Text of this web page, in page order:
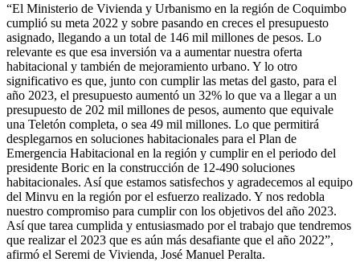
“El Ministerio de Vivienda y Urbanismo en la región de Coquimbo
cumplió su meta 2022 y sobre pasando en creces el presupuesto
asignado, llegando a un total de 146 mil millones de pesos. Lo
relevante es que esa inversión va a aumentar nuestra oferta
habitacional y también de mejoramiento urbano. Y lo otro
significativo es que, junto con cumplir las metas del gasto, para el
año 2023, el presupuesto aumentó un 32% lo que va a llegar a un
presupuesto de 202 mil millones de pesos, aumento que equivale
una Teletón completa, o sea 49 mil millones. Lo que permitirá
desplegarnos en soluciones habitacionales para el Plan de
Emergencia Habitacional en la región y cumplir en el periodo del
presidente Boric en la construcción de 12-490 soluciones
habitacionales. Así que estamos satisfechos y agradecemos al equipo
del Minvu en la región por el esfuerzo realizado. Y nos redobla
nuestro compromiso para cumplir con los objetivos del año 2023.
Así que tarea cumplida y entusiasmado por el trabajo que tendremos
que realizar el 2023 que es aún más desafiante que el año 2022”,
afirmó el Seremi de Vivienda, José Manuel Peralta.